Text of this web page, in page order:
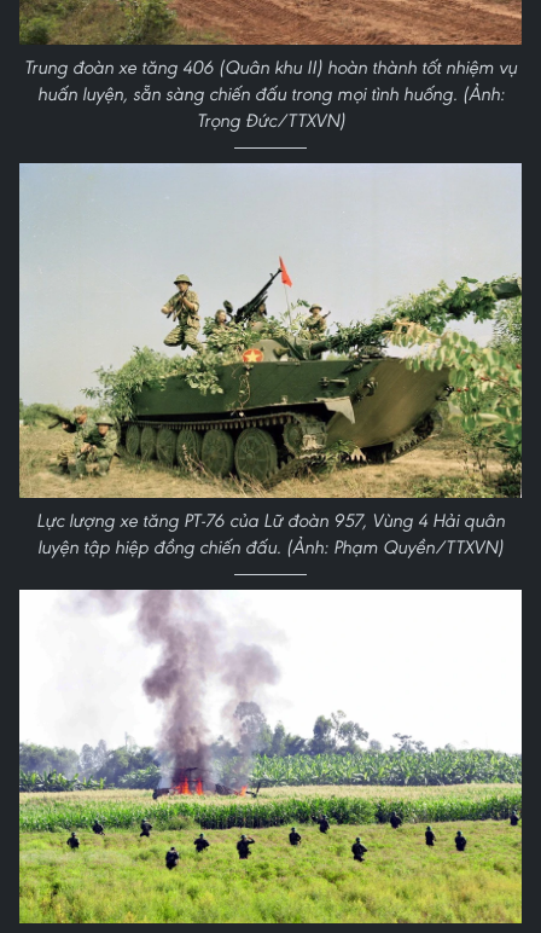
Trung đoàn xe tăng 406 (Quân khu II) hoàn thành tốt nhiệm vụ
huấn luyện, sẵn sàng chiến đấu trong mọi tình huống. (Ảnh:
Trọng Đức/TTXVN)
Lực lượng xe tăng PT-76 của Lữ đoàn 957, Vùng 4 Hải quân
luyện tập hiệp đồng chiến đấu. (Ảnh: Phạm Quyền/TTXVN)